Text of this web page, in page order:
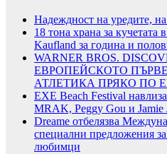
Надеждност на уредите,
18 тона храна за
Kaufland за година и
WARNER BROS.
ЕВРОПЕЙСКОТО
АТЛЕТИКА ПРЯКО ПО
EXE Beach Festival
MRAK, Peggy Gou и Jamie
Dreame отбелязва
специални предложения
любимци